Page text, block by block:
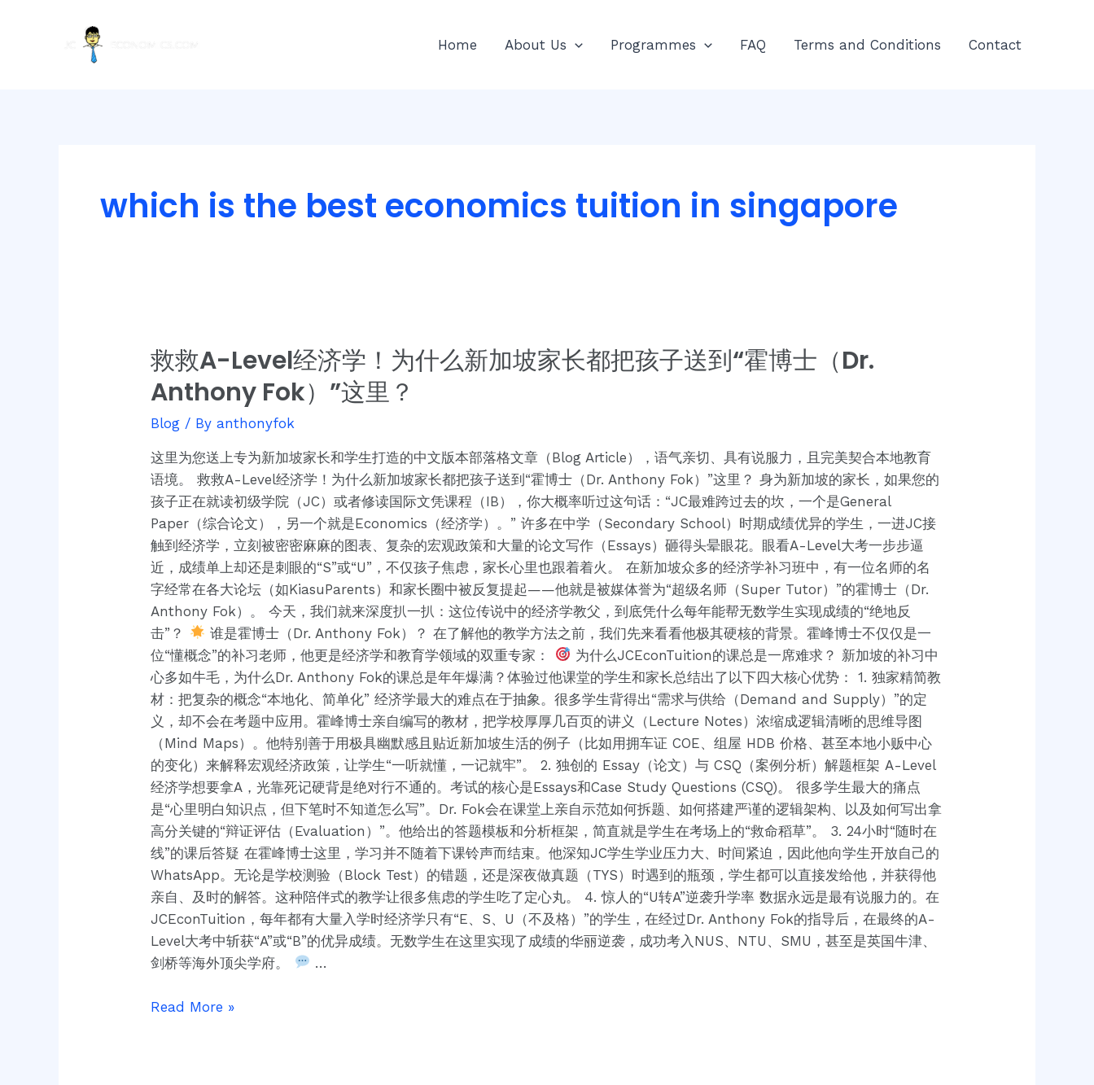
Home About Us Programmes FAQ Terms and Conditions Contact
which is the best economics tuition in singapore
救救A-Level经济学！为什么新加坡家长都把孩子送到“霍博士（Dr.
Anthony Fok）”这里？
Blog / Byanthonyfok
这里为您送上专为新加坡家长和学生打造的中文版本部落格文章（Blog Article），语气亲切、具有说服力，且完美契合本地教育
语境。 救救A-Level经济学！为什么新加坡家长都把孩子送到“霍博士（Dr. Anthony Fok）”这里？ 身为新加坡的家长，如果您的
孩子正在就读初级学院（JC）或者修读国际文凭课程（IB），你大概率听过这句话：“JC最难跨过去的坎，一个是General
Paper（综合论文），另一个就是Economics（经济学）。” 许多在中学（Secondary School）时期成绩优异的学生，一进JC接
触到经济学，立刻被密密麻麻的图表、复杂的宏观政策和大量的论文写作（Essays）砸得头晕眼花。眼看A-Level大考一步步逼
近，成绩单上却还是刺眼的“S”或“U”，不仅孩子焦虑，家长心里也跟着着火。 在新加坡众多的经济学补习班中，有一位名师的名
字经常在各大论坛（如KiasuParents）和家长圈中被反复提起——他就是被媒体誉为“超级名师（Super Tutor）”的霍博士（Dr.
Anthony Fok）。 今天，我们就来深度扒一扒：这位传说中的经济学教父，到底凭什么每年能帮无数学生实现成绩的“绝地反
击”？
谁是霍博士（Dr. Anthony Fok）？ 在了解他的教学方法之前，我们先来看看他极其硬核的背景。霍峰博士不仅仅是一
位“懂概念”的补习老师，他更是经济学和教育学领域的双重专家：
为什么JCEconTuition的课总是一席难求？ 新加坡的补习中
心多如牛毛，为什么Dr. Anthony Fok的课总是年年爆满？体验过他课堂的学生和家长总结出了以下四大核心优势： 1. 独家精简教
材：把复杂的概念“本地化、简单化” 经济学最大的难点在于抽象。很多学生背得出“需求与供给（Demand and Supply）”的定
义，却不会在考题中应用。霍峰博士亲自编写的教材，把学校厚厚几百页的讲义（Lecture Notes）浓缩成逻辑清晰的思维导图
（Mind Maps）。他特别善于用极具幽默感且贴近新加坡生活的例子（比如用拥车证 COE、组屋 HDB 价格、甚至本地小贩中心
的变化）来解释宏观经济政策，让学生“一听就懂，一记就牢”。 2. 独创的 Essay（论文）与 CSQ（案例分析）解题框架 A-Level
经济学想要拿A，光靠死记硬背是绝对行不通的。考试的核心是Essays和Case Study Questions (CSQ)。 很多学生最大的痛点
是“心里明白知识点，但下笔时不知道怎么写”。Dr. Fok会在课堂上亲自示范如何拆题、如何搭建严谨的逻辑架构、以及如何写出拿
高分关键的“辩证评估（Evaluation）”。他给出的答题模板和分析框架，简直就是学生在考场上的“救命稻草”。 3. 24小时“随时在
线”的课后答疑 在霍峰博士这里，学习并不随着下课铃声而结束。他深知JC学生学业压力大、时间紧迫，因此他向学生开放自己的
WhatsApp。无论是学校测验（Block Test）的错题，还是深夜做真题（TYS）时遇到的瓶颈，学生都可以直接发给他，并获得他
亲自、及时的解答。这种陪伴式的教学让很多焦虑的学生吃了定心丸。 4. 惊人的“U转A”逆袭升学率 数据永远是最有说服力的。在
JCEconTuition，每年都有大量入学时经济学只有“E、S、U（不及格）”的学生，在经过Dr. Anthony Fok的指导后，在最终的A-
Level大考中斩获“A”或“B”的优异成绩。无数学生在这里实现了成绩的华丽逆袭，成功考入NUS、NTU、SMU，甚至是英国牛津、
剑桥等海外顶尖学府。
…
救
救
A-
Level
济
学！
为
什
么
新
加
坡
家
长
都
把
孩
子
送
到“霍
博
士
（Dr.
Anthony
Fok）”这
里？
Read More »